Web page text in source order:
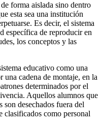
forma aislada sino dentro
esta sea una institución
Es decir, el sistema
específica de reproducir en
los conceptos y las
educativo como una
una cadena de montaje, en la
determinados por el
Aquellos alumnos que
desechados fuera del
clasificados como personal